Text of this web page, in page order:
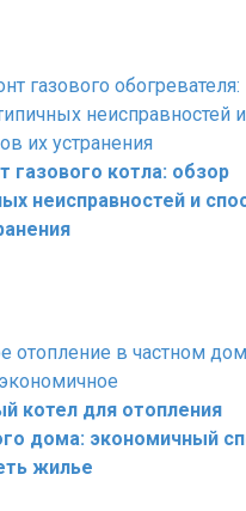
газового котла: обзор
неисправностей и
котел для отопления
дома: экономичный
жилье